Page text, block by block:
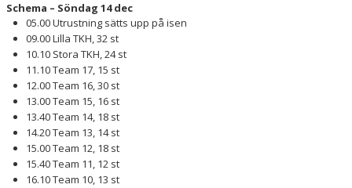
Schema – Söndag 14 dec
05.00 Utrustning sätts upp på isen
09.00 Lilla TKH, 32 st
10.10 Stora TKH, 24 st
11.10 Team 17, 15 st
12.00 Team 16, 30 st
13.00 Team 15, 16 st
13.40 Team 14, 18 st
14.20 Team 13, 14 st
15.00 Team 12, 18 st
15.40 Team 11, 12 st
16.10 Team 10, 13 st